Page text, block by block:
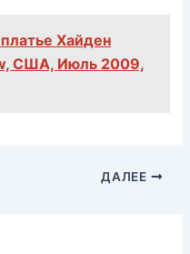
Хайден
США, Июль 2009,
ДАЛЕЕ